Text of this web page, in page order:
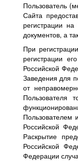
Пользователь
Сайта
регистрации
документов, а
При
регистрации
Российской
Заведения для
от
Пользователя
Пользователем
Российской
Раскрытие
Российской
Федерации